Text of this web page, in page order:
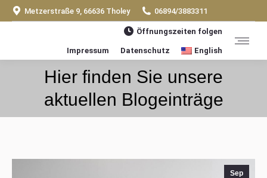
Metzerstraße 9, 66636 Tholey 06894/3883311
Öffnungszeiten folgen
Impressum Datenschutz English
Hier finden Sie unsere
aktuellen Blogeinträge
Sep